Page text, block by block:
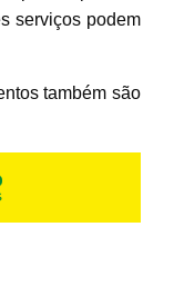
serviços podem
também são